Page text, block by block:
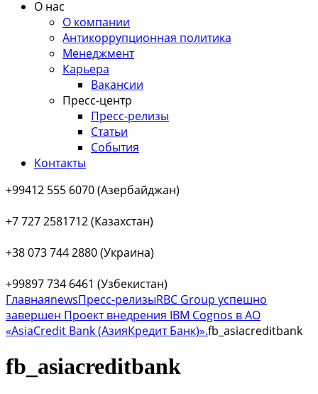
О нас
О компании
Антикоррупционная политика
Менеджмент
Карьера
Вакансии
Пресс-центр
Пресс-релизы
Статьи
События
Контакты
+99412 555 6070 (Азербайджан)
+7 727 2581712 (Казахстан)
+38 073 744 2880 (Украина)
+99897 734 6461 (Узбекистан)
ГлавнаяnewsПресс-релизыRBC Group успешно
завершен Проект внедрения IBM Cognos в АО
«AsiaCredit Bank (АзияКредит Банк)».fb_asiacreditbank
fb_asiacreditbank